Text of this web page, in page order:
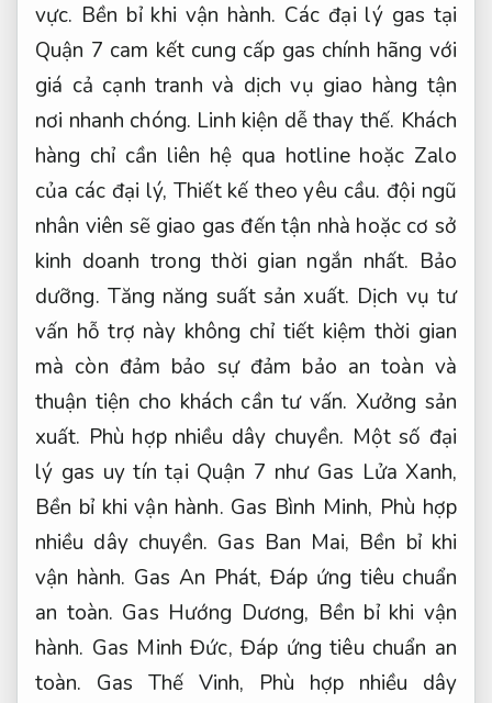
vực. Bền bỉ khi vận hành. Các đại lý gas tại
Quận 7 cam kết cung cấp gas chính hãng với
giá cả cạnh tranh và dịch vụ giao hàng tận
nơi nhanh chóng. Linh kiện dễ thay thế. Khách
hàng chỉ cần liên hệ qua hotline hoặc Zalo
của các đại lý,Thiết kế theo yêu cầu. đội ngũ
nhân viên sẽ giao gas đến tận nhà hoặc cơ sở
kinh doanh trong thời gian ngắn nhất. Bảo
dưỡng. Tăng năng suất sản xuất. Dịch vụ tư
vấn hỗ trợ này không chỉ tiết kiệm thời gian
mà còn đảm bảo sự đảm bảo an toàn và
thuận tiện cho khách cần tư vấn. Xưởng sản
xuất. Phù hợp nhiều dây chuyền. Một số đại
lý gas uy tín tại Quận 7 như Gas Lửa Xanh,
Bền bỉ khi vận hành. Gas Bình Minh, Phù hợp
nhiều dây chuyền. Gas Ban Mai, Bền bỉ khi
vận hành. Gas An Phát, Đáp ứng tiêu chuẩn
an toàn. Gas Hướng Dương, Bền bỉ khi vận
hành. Gas Minh Đức, Đáp ứng tiêu chuẩn an
toàn. Gas Thế Vinh, Phù hợp nhiều dây